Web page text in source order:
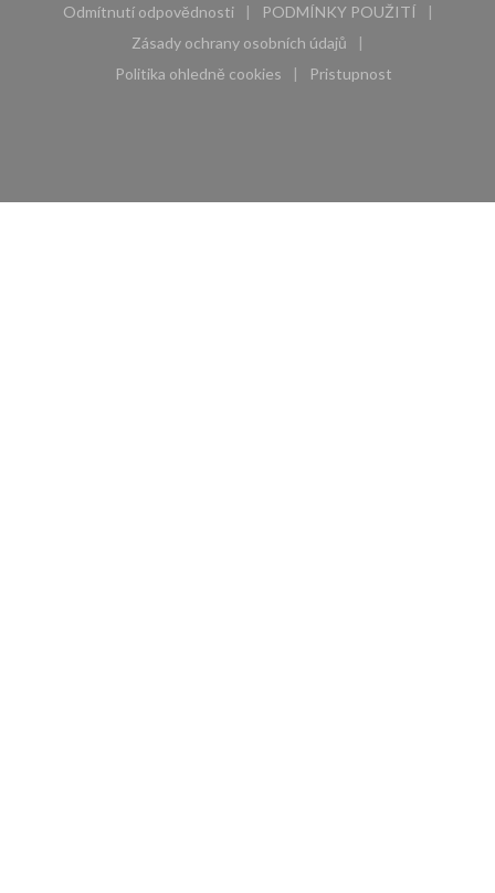
Odmítnutí odpovědnosti
((otevře se v novém okně))
PODMÍNKY POUŽITÍ
((otevře se v novém
Zásady ochrany osobních údajů
((otevře se v novém okně))
Politika ohledně cookies
((otevře se v novém okně))
Pristupnost
((otevře se v novém